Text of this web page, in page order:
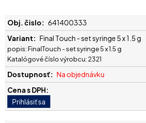
641400333
Final Touch - set syringe 5 x 1.5 g
popis: FinalTouch - set syringe 5 x 1.5 g
Katalógové číslo výrobcu: 2321
Na objednávku